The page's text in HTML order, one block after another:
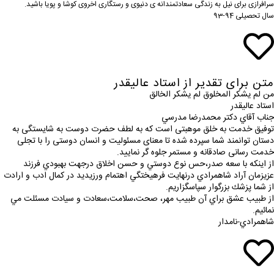
سرافرازی برای نیل به زندگی سعادتمندانه ی دنیوی و رستگاری اخروی کوشا و پویا باشید.
سال تحصیلی 94-93
متن برای تقدیر از استاد عالیقدر
من لم يشكر المخلوق لم يشكر الخالق
استاد عاليقدر
جناب آقاي دكتر محمدرضا مدرسي
توفیق خدمت به خلق موهبتی است كه به لطف حضرت دوست به شایستگی به
دستان توانمند شما سپرده شده تا معنای مسئوليت و انسان دوستی را با تجلی
خدمت رسانی صادقانه و مستمر جلوه گر نمایید.
از اينكه با سعه صدر،حس نوع دوستي و حسن اخلاق درجهت بهبودي فرزند
عزيزمان آراد شاهمرادي درنهايت فرهيختگي اهتمام ورزيديد در كمال ادب و ارادت
از شما پزشك بزرگوار سپاسگزاريم.
از طبيب عشق براي آن طبيب مهر، صحت،سلامت،سعادت و سيادت مسئلت مي
نمائيم.
شاهمرادي-نامدار